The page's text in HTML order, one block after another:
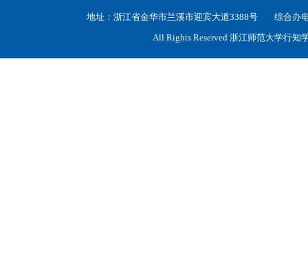
地址：浙江省金华市兰溪市迎宾大道3388号 综合
All Rights Reserved 浙江师范大学